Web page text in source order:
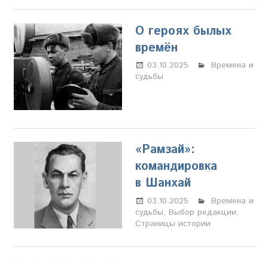
О героях былых
времён
03.10.2025
Марина
Времена и
судьбы
«Рамзай»:
командировка
в Шанхай
03.10.2025
Марина
Щербакова
Времена и
судьбы, Выбор редакции,
Страницы истории